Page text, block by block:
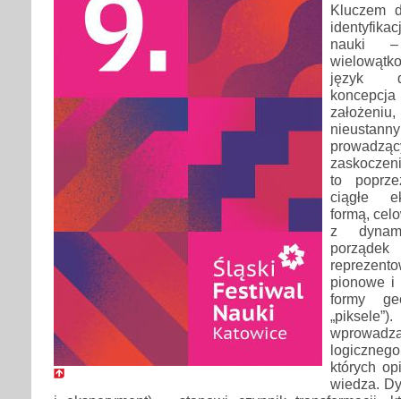
Kluczem
nauki
język
to
ciągłe
formą,
z
pionowe i
formy
których
wiedza.